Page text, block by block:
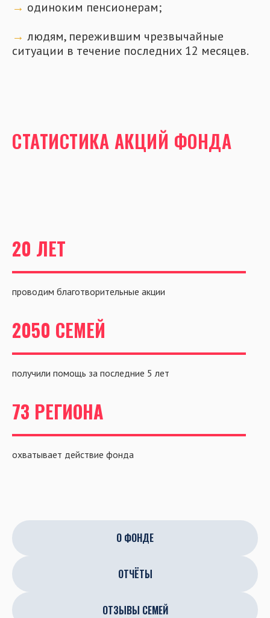
→ одиноким пенсионерам;
→ людям, пережившим чрезвычайные
ситуации в течение последних 12 месяцев.
СТАТИСТИКА АКЦИЙ ФОНДА
20 ЛЕТ
проводим благотворительные акции
2050 СЕМЕЙ
получили помощь за последние 5 лет
73 РЕГИОНА
охватывает действие фонда
О ФОНДЕ
ОТЧЁТЫ
ОТЗЫВЫ СЕМЕЙ